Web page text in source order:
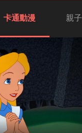
卡通動漫 親